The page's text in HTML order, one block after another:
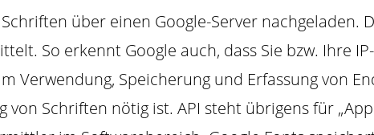
über einen Google-Server nachgeladen.
So erkennt Google auch, dass Sie bzw. Ihre
Verwendung, Speicherung und Erfassung von
Schriften nötig ist. API steht übrigens für